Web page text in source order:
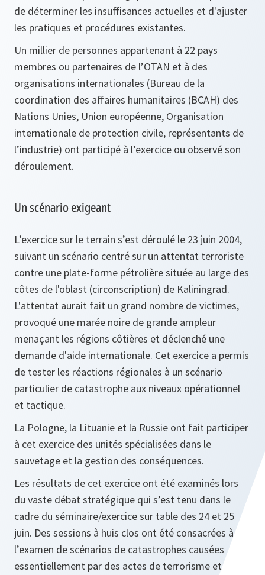
de déterminer les insuffisances actuelles et d'ajuster
les pratiques et procédures existantes.
Un millier de personnes appartenant à 22 pays
membres ou partenaires de l’OTAN et à des
organisations internationales (Bureau de la
coordination des affaires humanitaires (BCAH) des
Nations Unies, Union européenne, Organisation
internationale de protection civile, représentants de
l’industrie) ont participé à l’exercice ou observé son
déroulement.
Un scénario exigeant
L’exercice sur le terrain s’est déroulé le 23 juin 2004,
suivant un scénario centré sur un attentat terroriste
contre une plate-forme pétrolière située au large des
côtes de l'oblast (circonscription) de Kaliningrad.
L'attentat aurait fait un grand nombre de victimes,
provoqué une marée noire de grande ampleur
menaçant les régions côtières et déclenché une
demande d'aide internationale. Cet exercice a permis
de tester les réactions régionales à un scénario
particulier de catastrophe aux niveaux opérationnel
et tactique.
La Pologne, la Lituanie et la Russie ont fait participer
à cet exercice des unités spécialisées dans le
sauvetage et la gestion des conséquences.
Les résultats de cet exercice ont été examinés lors
du vaste débat stratégique qui s’est tenu dans le
cadre du séminaire/exercice sur table des 24 et 25
juin. Des sessions à huis clos ont été consacrées à
l’examen de scénarios de catastrophes causées
essentiellement par des actes de terrorisme et